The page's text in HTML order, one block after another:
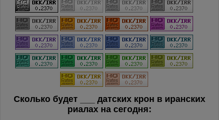
Сколько будет
датских крон в иранских
риалах на сегодня: